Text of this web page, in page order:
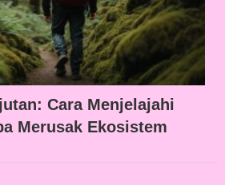
Cara Menjelajahi
Merusak Ekosistem